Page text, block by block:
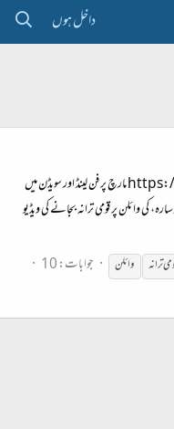
داخل ہوں
https://fb.watch/q-RBwV06aM/? 23 مارچ پر فن لینڈ اور سویڈن میں
کی وائلن پر قومی ترانہ بجانے کی ویڈیو
ترانہ وائلن
جوابات: 10